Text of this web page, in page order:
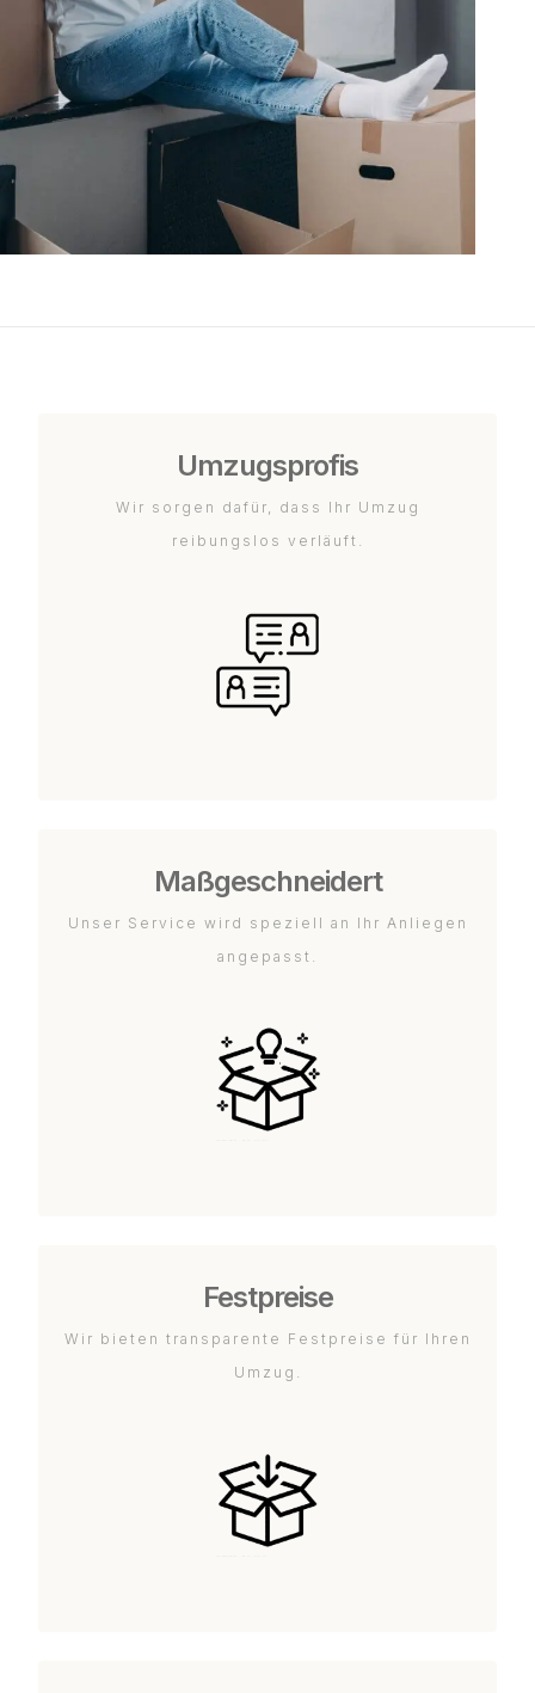
Umzugsprofis
Wir sorgen dafür, dass Ihr Umzug
reibungslos verläuft.
Maßgeschneidert
Unser Service wird speziell an Ihr Anliegen
angepasst.
Festpreise
Wir bieten transparente Festpreise für Ihren
Umzug.